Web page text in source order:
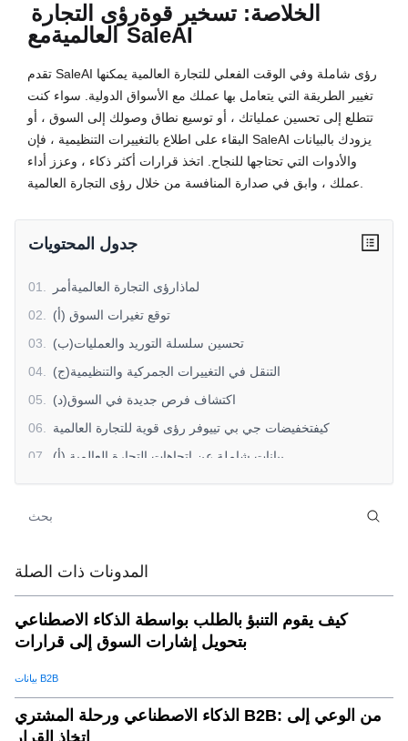
الخلاصة: تسخير قوةرؤى التجارة
العالمية
مع SaleAI
تقدم SaleAI رؤى شاملة وفي الوقت الفعلي للتجارة العالمية يمكنها
تغيير الطريقة التي يتعامل بها عملك مع الأسواق الدولية. سواء كنت
تتطلع إلى تحسين عملياتك ، أو توسيع نطاق وصولك إلى السوق ، أو
البقاء على اطلاع بالتغييرات التنظيمية ، فإن SaleAI يزودك بالبيانات
والأدوات التي تحتاجها للنجاح. اتخذ قرارات أكثر ذكاء ، وعزز أداء
عملك ، وابق في صدارة المنافسة من خلال رؤى التجارة العالمية.
جدول المحتويات
01
لماذارؤى التجارة العالميةأمر
02
(أ) توقع تغيرات السوق
03
(ب)تحسين سلسلة التوريد والعمليات
04
(ج)التنقل في التغييرات الجمركية والتنظيمية
05
(د)اكتشاف فرص جديدة في السوق
06
كيفتخفيضات جي بي تييوفر رؤى قوية للتجارة العالمية
07
(أ) بيانات شاملة عن اتجاهات التجارة العالمية
08.
(ب)لوحات بيانات قابلة للتخصيص
09.
11
كيفية الاستفادةرؤى التجارة العالميةمن أجل النجاح
12.
(أ) توسيع نطاق وصولك إلى السوق
13.
(ب)تعزيز عملية صنع القرار الاستراتيجي
14
(ج) الحفاظ على قدرتك التنافسية في سوق متغيرة
15.
المدونات ذات الصلة
كيف يقوم التنبؤ بالطلب بواسطة الذكاء الاصطناعي
بتحويل إشارات السوق إلى قرارات
بيانات B2B
الذكاء الاصطناعي ورحلة المشتري B2B: من الوعي إلى